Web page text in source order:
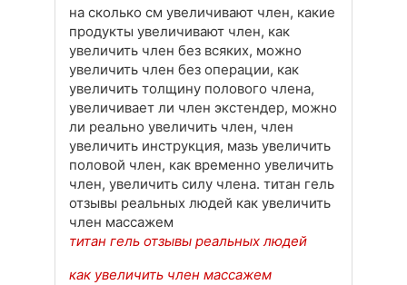
на сколько см увеличивают член, какие
продукты увеличивают член, как
увеличить член без всяких, можно
увеличить член без операции, как
увеличить толщину полового члена,
увеличивает ли член экстендер, можно
ли реально увеличить член, член
увеличить инструкция, мазь увеличить
половой член, как временно увеличить
член, увеличить силу члена. титан гель
отзывы реальных людей как увеличить
член массажем
титан гель отзывы реальных людей
как увеличить член массажем